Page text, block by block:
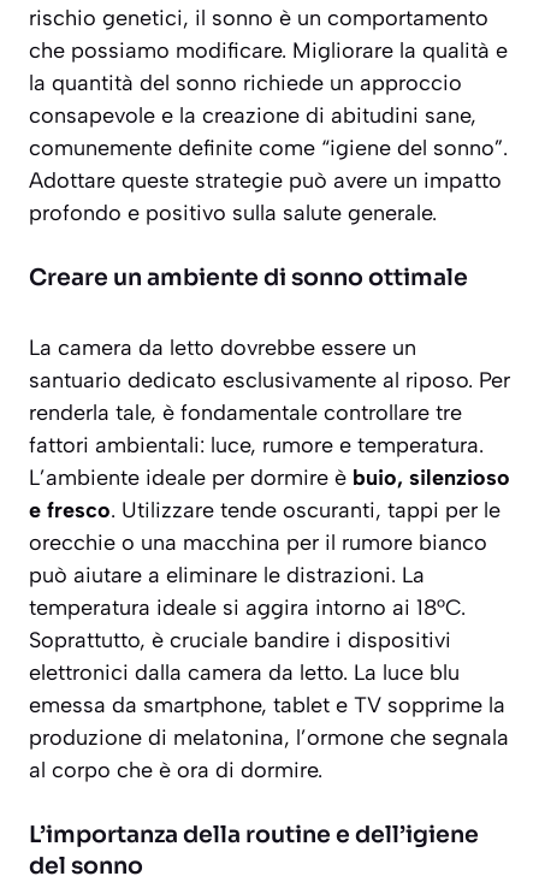
rischio genetici, il sonno è un comportamento
che possiamo modificare. Migliorare la qualità e
la quantità del sonno richiede un approccio
consapevole e la creazione di abitudini sane,
comunemente definite come “igiene del sonno”.
Adottare queste strategie può avere un impatto
profondo e positivo sulla salute generale.
Creare un ambiente di sonno ottimale
La camera da letto dovrebbe essere un
santuario dedicato esclusivamente al riposo. Per
renderla tale, è fondamentale controllare tre
fattori ambientali: luce, rumore e temperatura.
L’ambiente ideale per dormire è buio, silenzioso
e fresco. Utilizzare tende oscuranti, tappi per le
orecchie o una macchina per il rumore bianco
può aiutare a eliminare le distrazioni. La
temperatura ideale si aggira intorno ai 18°C.
Soprattutto, è cruciale bandire i dispositivi
elettronici dalla camera da letto. La luce blu
emessa da smartphone, tablet e TV sopprime la
produzione di melatonina, l’ormone che segnala
al corpo che è ora di dormire.
L’importanza della routine e dell’igiene
del sonno